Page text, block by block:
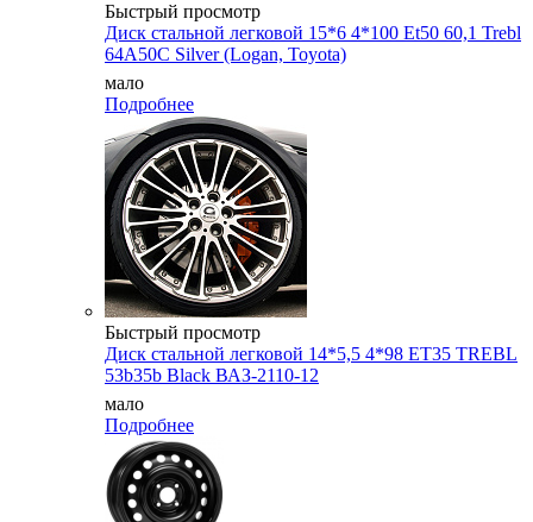
Быстрый просмотр
Диск стальной легковой 15*6 4*100 Et50 60,1 Trebl
64A50C Silver (Logan, Toyota)
мало
Подробнее
Быстрый просмотр
Диск стальной легковой 14*5,5 4*98 ET35 TREBL
53b35b Black ВАЗ-2110-12
мало
Подробнее